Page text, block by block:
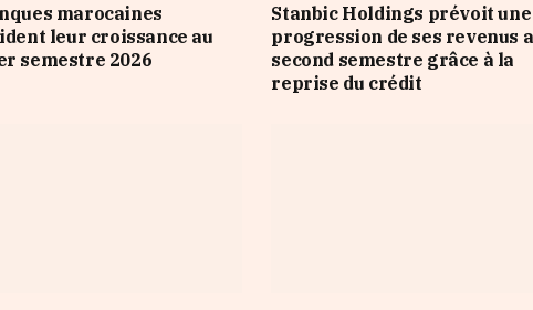
marocaines
leur croissance au
semestre 2026
Stanbic Holdings prévoit une
progression de ses revenus
second semestre grâce à la
reprise du crédit